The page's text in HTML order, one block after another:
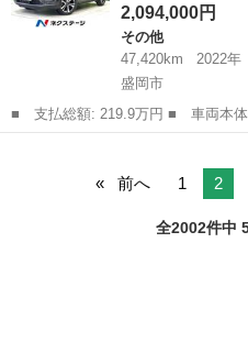
2,094,000円
その他
47,420km
2022年
盛岡市
■ 支払総額: 219.9万円 ■ 車両本体価格： 2,094,000 円 ■ メーカ
ー名： ダイハツ ■ 車種名： ロ
前へ 1 2
全2002件中